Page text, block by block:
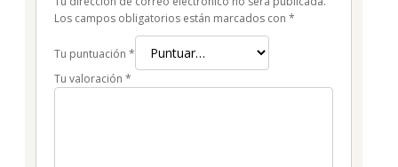
Los campos obligatorios están marcados con *
Tu puntuación *
Tu valoración *